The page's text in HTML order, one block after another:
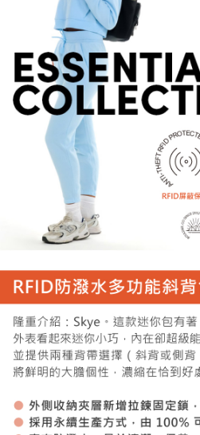
https://aftee.tw/terms/#terms3
３．未成年的使用者請事先徵得法定代理
「AFTEE先享後付」，若未經同意申辦者
４．使用「AFTEE先享後付」時，將依據
時審查核予不同之上限額度；若仍有額度
請求用戶進行身份認證。
５．嚴禁一人註冊多個帳號或使用他人資
恩沛科技股份有限公司將有權停止該用戶